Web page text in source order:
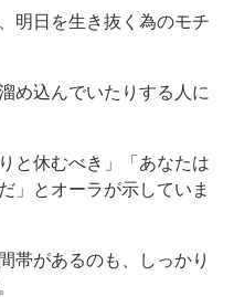
明日を生き抜く為のモチ
め込んでいたりする人に
と休むべき」「あなたは
」とオーラが示していま
帯があるのも、しっかり